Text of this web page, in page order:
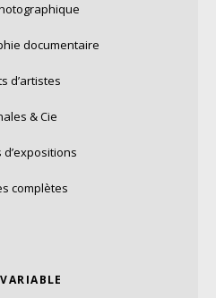
documentaire
d’artistes
& Cie
complètes